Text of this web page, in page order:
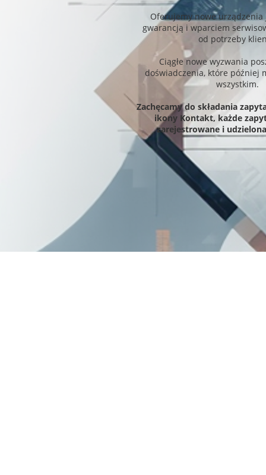
Oferujemy nowe urządzenia
gwarancją i wparciem
od potrzeby
Ciągłe nowe wyzwania
doświadczenia, które później
wszystkim.
Zachęcamy do składania
ikony Kontakt, każde
zarejestrowane i